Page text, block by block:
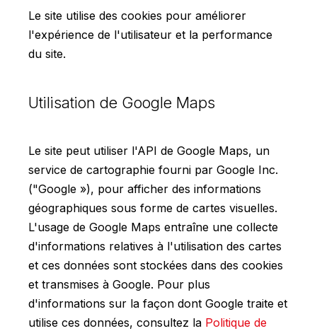
Le site utilise des cookies pour améliorer
l'expérience de l'utilisateur et la performance
du site.
Utilisation de Google Maps
Le site peut utiliser l'API de Google Maps, un
service de cartographie fourni par Google Inc.
("Google »), pour afficher des informations
géographiques sous forme de cartes visuelles.
L'usage de Google Maps entraîne une collecte
d'informations relatives à l'utilisation des cartes
et ces données sont stockées dans des cookies
et transmises à Google. Pour plus
d'informations sur la façon dont Google traite et
utilise ces données, consultez la Politique de